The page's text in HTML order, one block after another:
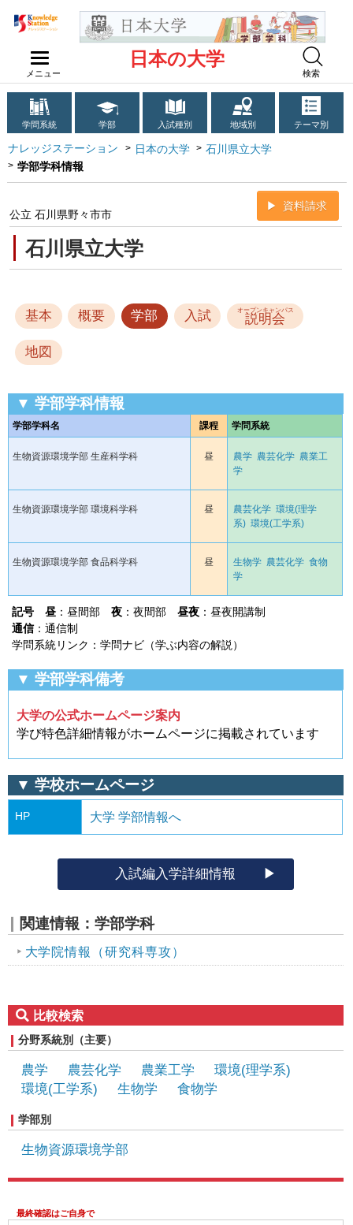
メニュー
日本の大学
検索
学問系統 学部 入試種別 地域別 テーマ別
ナレッジステーション 日本の大学
石川県立大学
学部学科情報
石川県立大学
公立 石川県野々市市
資料請求
基本 概要 学部 入試 オープンキャンパス
説明会
地図
▼ 学部学科情報
学部学科名 課程 学問系統
生物資源環境学部 生産科学科 昼 農学 農芸化学 農業工
学
生物資源環境学部 環境科学科 昼 農芸化学 環境(理学
系) 環境(工学系)
生物資源環境学部 食品科学科 昼 生物学 農芸化学 食物
学
記号 昼 ：昼間部 夜 ：夜間部 昼夜 ：昼夜開講制
通信：通信制
学問系統リンク：学問ナビ（学ぶ内容の解説）
▼ 学部学科備考
大学の公式ホームページ案内
学び特色詳細情報がホームページに掲載されています
▼ 学校ホームページ
HP 大学 学部情報へ
入試編入学詳細情報
関連情報：学部学科
大学院情報（研究科専攻）
比較検索
分野系統別（主要）
農学 農芸化学 農業工学
環境(理学系)
環境(工学系)
生物学 食物学
学部別
生物資源環境学部
最終確認はご自身で